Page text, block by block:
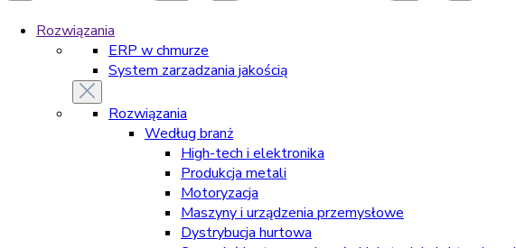
Rozwiązania
ERP w chmurze
System zarzadzania jakością
Rozwiązania
Według branż
High-tech i elektronika
Produkcja metali
Motoryzacja
Maszyny i urządzenia przemysłowe
Dystrybucja hurtowa